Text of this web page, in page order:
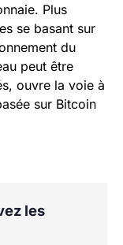
Plus
se basant sur
du
peut être
ouvre la voie à
sur Bitcoin
les